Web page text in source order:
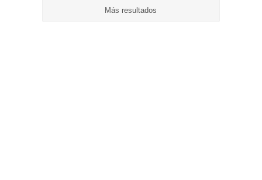
Más resultados